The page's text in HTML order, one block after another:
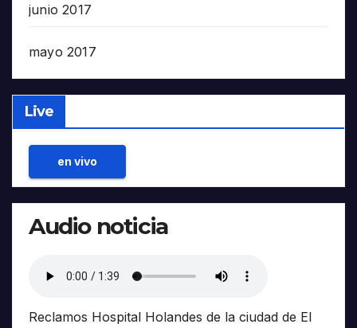
junio 2017
mayo 2017
Live
en vivo
Audio noticia
Reclamos Hospital Holandes de la ciudad de El